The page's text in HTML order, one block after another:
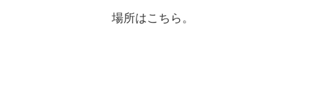
場所はこちら。